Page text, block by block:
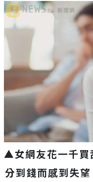
▲女網友花一千買
分到錢而感到失